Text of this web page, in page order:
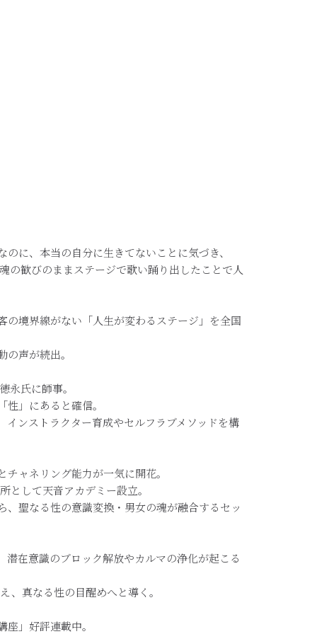
に、本当の自分に生きてないことに気づき、
の歓びのままステージで歌い踊り出したことで人
の境界線がない「人生が変わるステージ」を全国
声が続出。
永氏に師事。
」にあると確信。
ンストラクター育成やセルフラブメソッドを構
ャネリング能力が一気に開花。
として天音アカデミー設立。
聖なる性の意識変換・男女の魂が融合するセッ
在意識のブロック解放やカルマの浄化が起こる
、真なる性の目醒めへと導く。
」好評連載中。